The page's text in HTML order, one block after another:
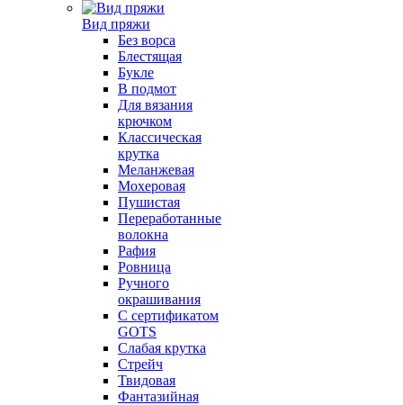
Вид пряжи
Без ворса
Блестящая
Букле
В подмот
Для вязания
крючком
Классическая
крутка
Меланжевая
Мохеровая
Пушистая
Переработанные
волокна
Рафия
Ровница
Ручного
окрашивания
С сертификатом
GOTS
Слабая крутка
Стрейч
Твидовая
Фантазийная